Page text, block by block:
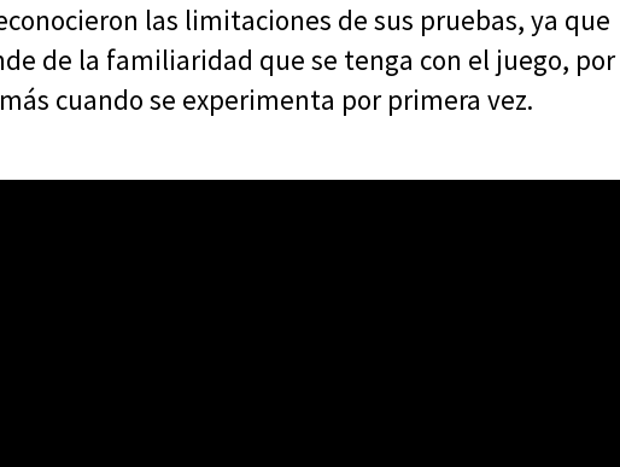
las limitaciones de sus pruebas, ya que
de la familiaridad que se tenga con el juego, por
cuando se experimenta por primera vez.